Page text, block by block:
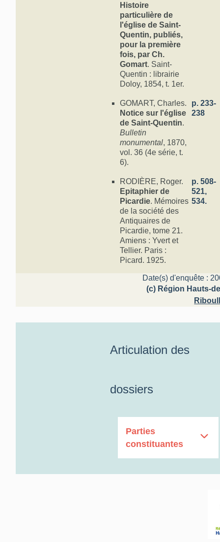
Histoire
particulière de
l'église de Saint-
Quentin, publiés,
pour la première
fois, par Ch.
Gomart. Saint-
Quentin : librairie
Doloy, 1854, t. 1er.
GOMART, Charles.
Notice sur l'église
de Saint-Quentin.
Bulletin
monumental, 1870,
vol. 36 (4e série, t.
6).
p. 233-
238
RODIÈRE, Roger.
Epitaphier de
Picardie. Mémoires
de la société des
Antiquaires de
Picardie, tome 21.
Amiens : Yvert et
Tellier. Paris :
Picard. 1925.
p. 508-
521,
534.
Date(s) d'enquête :
(c) Région Hauts-
Articulation des
dossiers
Parties
constituantes